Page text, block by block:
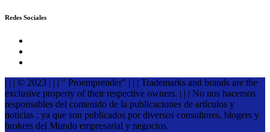
Redes Sociales
| | | © 2023 | | | " Proemprender" | | | Trademarks and brands are the
exclusive property of their respective owners. | | | No nos hacemos
responsables del contenido de la publicaciones de artículos y
noticias ; ya que son publicados por diversos consultores, blogers y
brokers del Mundo empresarial y negocios.